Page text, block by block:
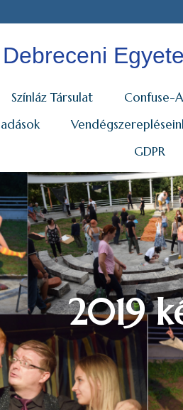
Debreceni
Színláz Társulat Confuse-
GDPR
2019
WS -